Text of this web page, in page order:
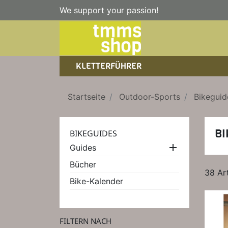
We support your passion!
KLETTERFÜHRER
Startseite Outdoor-Sports
BIKEGUIDES
Guides 
Bücher
Bike-Kalender
FILTERN NACH
38